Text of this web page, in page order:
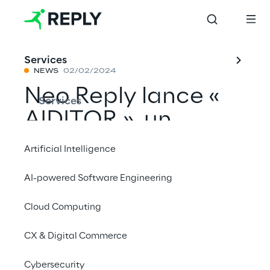
Services
Services
Artificial Intelligence
AI-powered Software Engineering
Cloud Computing
CX & Digital Commerce
Cybersecurity
NEWS 02/02/2024
Neo Reply lance «
AIDITOR », un
assistant créatif
basé sur l'IA pour les
Partager avec un ami